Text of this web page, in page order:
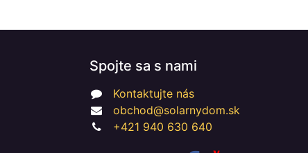
Spojte sa s nami
Kontaktujte nás
obchod@solarnydom.sk
+421 940 630 640